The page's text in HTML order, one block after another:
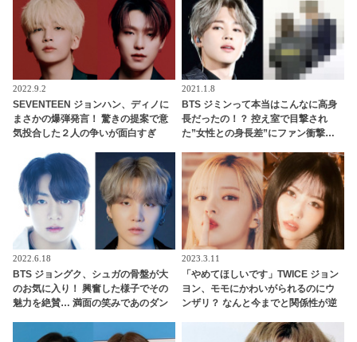
2022.9.2
SEVENTEEN ジョンハン、ディノに
まさかの爆弾発言！ 驚きの提案で意
気投合した２人の争いが面白すぎ
のやりとりに爆笑
2021.1.8
BTS ジミンって本当はこんなに高身
長だったの！？ 控え室で目撃され
た”女性との身長差”にファン衝撃…
想像できないがっしりした体格＆背
の高さがカッコよすぎると目が離せ
なくなるファン続出
2022.6.18
BTS ジョングク、シュガの骨盤が大
のお気に入り！ 興奮した様子でその
魅力を絶賛… 満面の笑みであのダン
ァンも共感
2023.3.11
「やめてほしいです」TWICE ジョン
ヨン、モモにかわいがられるのにウ
ンザリ？ なんと今までと関係性が逆
ソードにほっこり